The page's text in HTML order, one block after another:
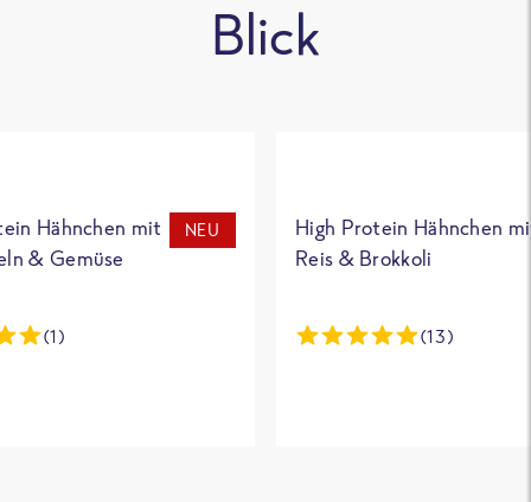
Blick
Hähnchen mit
& Gemüse
NEU
(1)
High Protein Hähnchen
Reis & Brokkoli
(13)